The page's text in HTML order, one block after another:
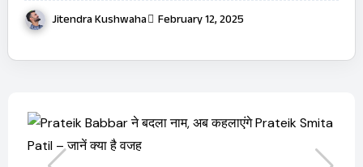
Jitendra Kushwaha February 12, 2025